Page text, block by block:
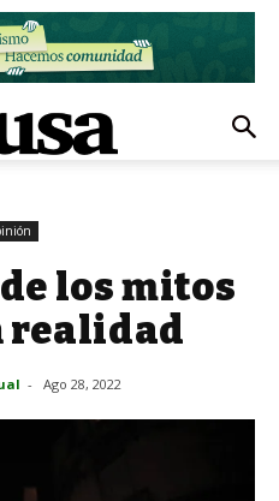
los mitos
realidad
- Ago 28, 2022